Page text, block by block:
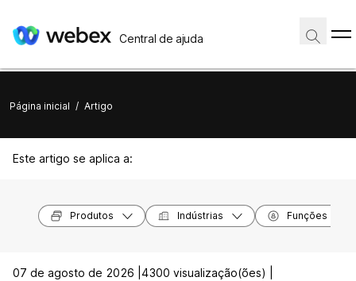
Central de ajuda
Página inicial / Artigo
Este artigo se aplica a:
Produtos Indústrias Funções
07 de agosto de 2026 | 4300 visualização(ões) |